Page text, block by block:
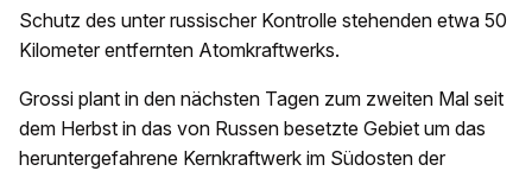
Schutz des unter russischer Kontrolle stehenden etwa 50
Kilometer entfernten Atomkraftwerks.
Grossi plant in den nächsten Tagen zum zweiten Mal seit
dem Herbst in das von Russen besetzte Gebiet um das
heruntergefahrene Kernkraftwerk im Südosten der